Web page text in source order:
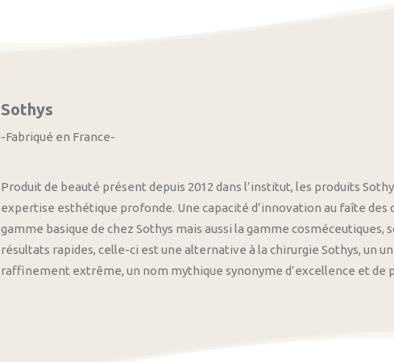
Sothys
-Fabriqué en France-
Produit de beauté présent depuis 2012 dans l’institut, les produits
expertise esthétique profonde. Une capacité d’innovation au faîte
gamme basique de chez Sothys mais aussi la gamme
résultats rapides, celle-ci est une alternative à la chirurgie Sothys, un
raffinement extrême, un nom mythique synonyme d’excellence et de